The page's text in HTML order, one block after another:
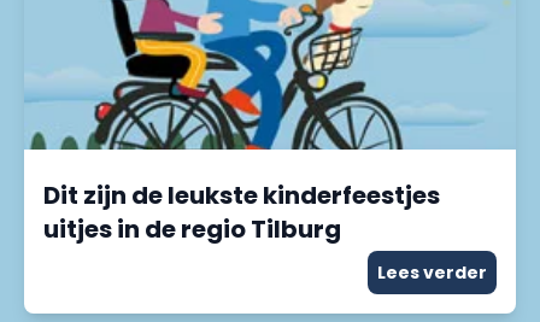
Dit zijn de leukste kinderfeestjes
uitjes in de regio Tilburg
Lees verder